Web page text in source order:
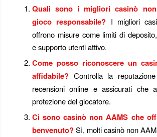
Quali sono i migliori casinò
gioco responsabile? I migliori
offrono misure come limiti di
e supporto utenti attivo.
Come posso riconoscere un
affidabile?Controlla la
recensioni online e assicurati che
protezione del giocatore.
Ci sono casinò non AAMS che
benvenuto?Sì, molti casinò non